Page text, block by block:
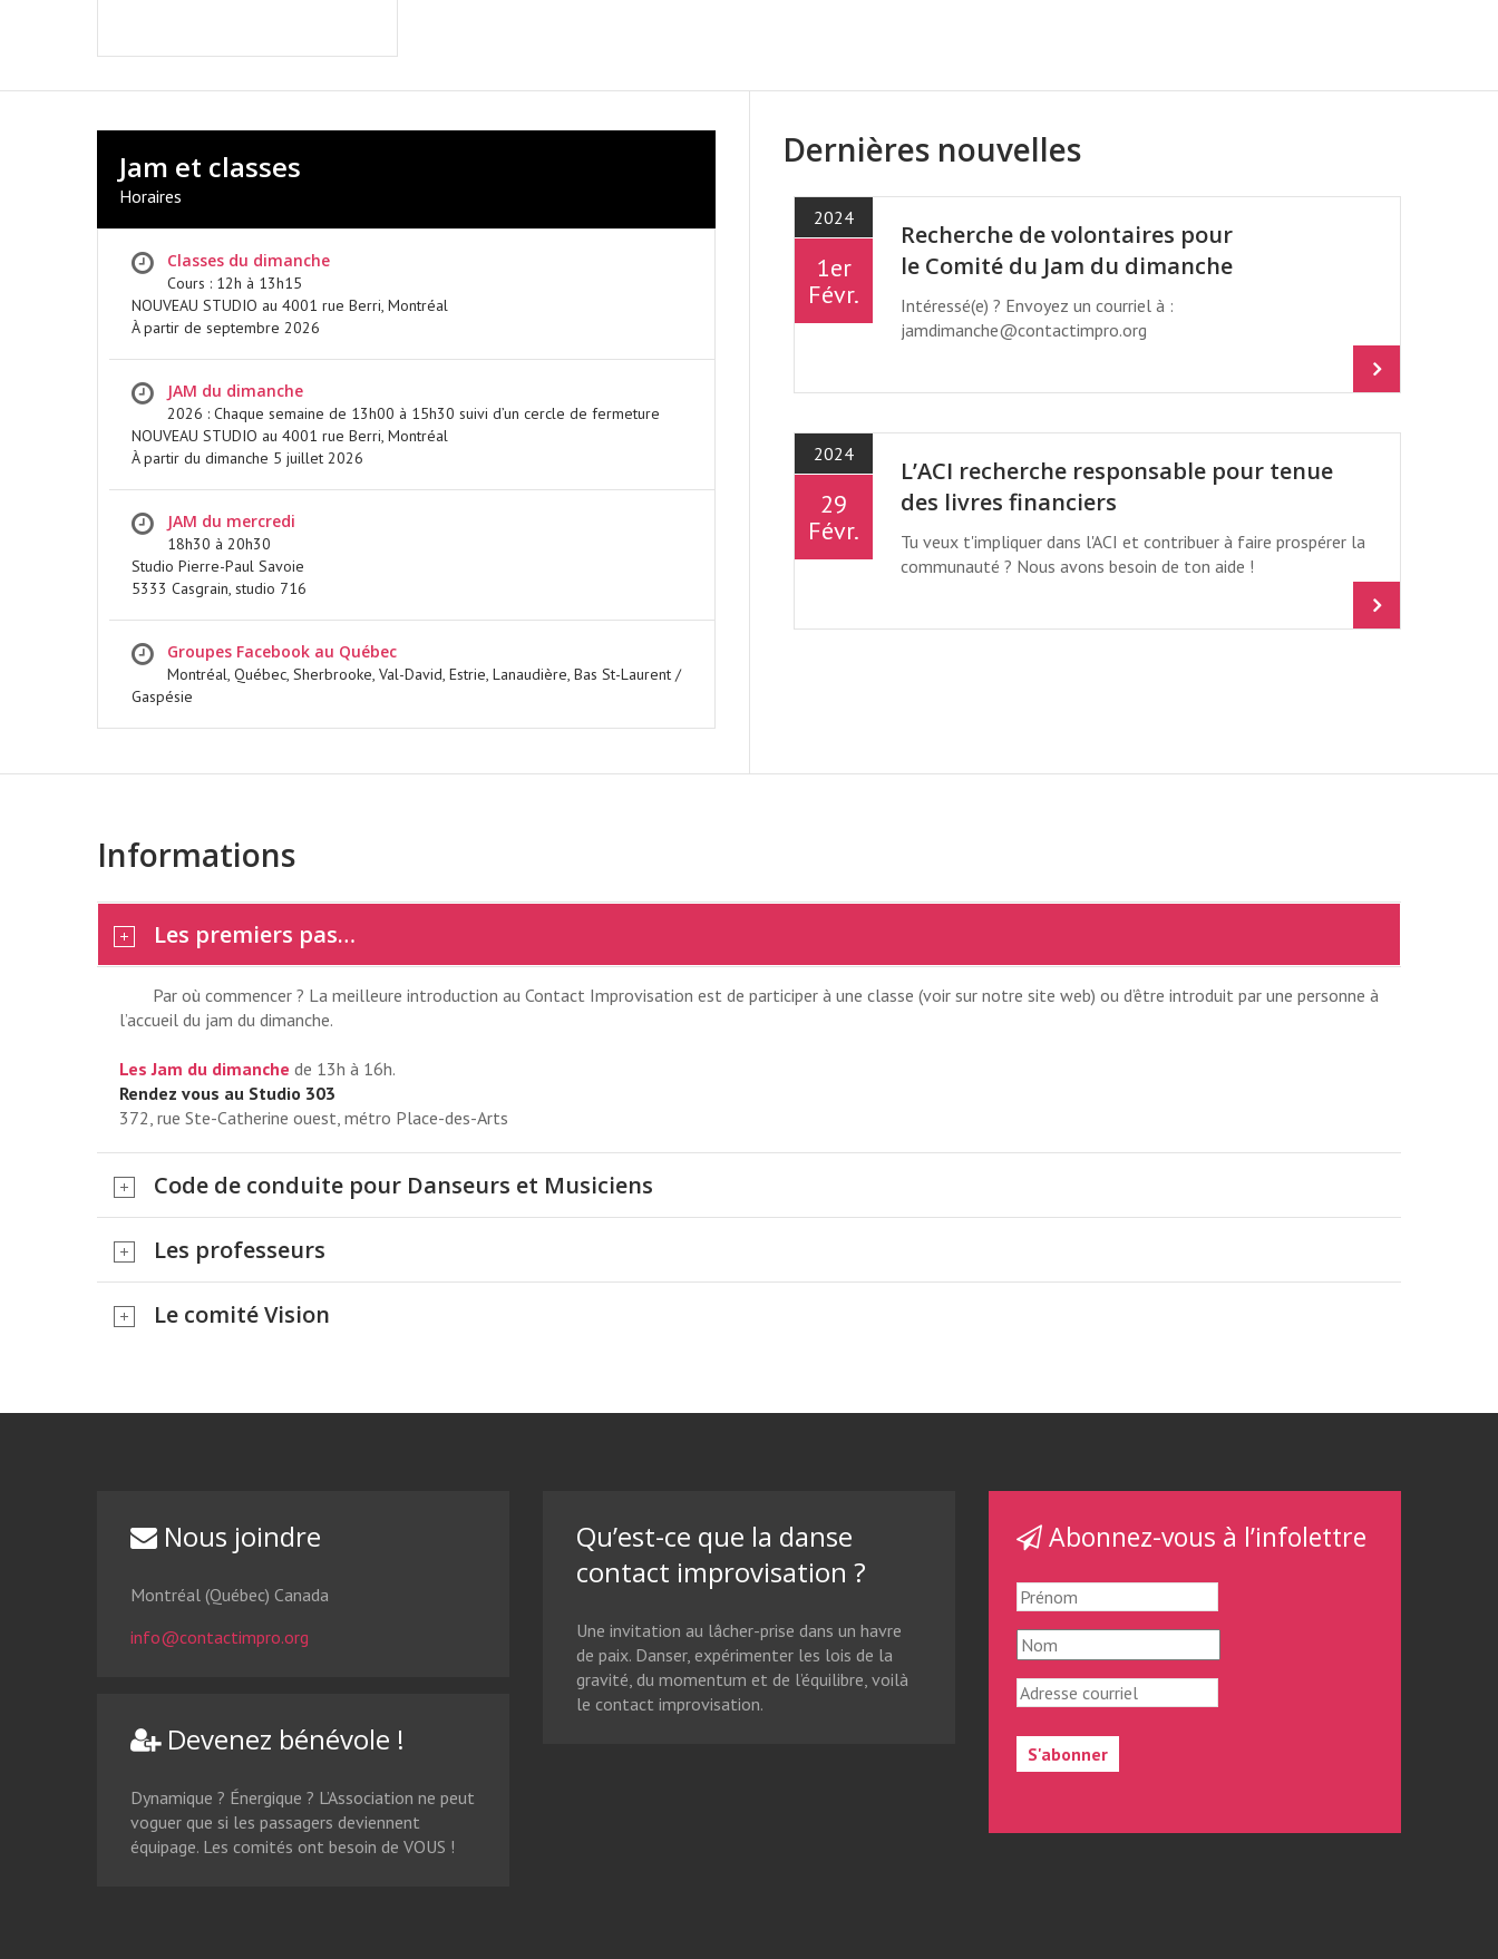
FESTIVAL JAM ANNUEL DE MONTRÉAL / KIRSTIE
SIMSON 2026
EN SAVOIR PLUS
COURS DU DIMANCHE MATIN SESSION AUTOMNE
Jam et classes
Horaires
Classes du dimanche
Cours : 12h à 13h15
NOUVEAU STUDIO au 4001 rue Berri, Montréal
À partir de septembre 2026
JAM du dimanche
2026 : Chaque semaine de 13h00 à 15h30 suivi d’un cercle de fermeture
NOUVEAU STUDIO au 4001 rue Berri, Montréal
À partir du dimanche 5 juillet 2026
JAM du mercredi
18h30 à 20h30
Studio Pierre-Paul Savoie
5333 Casgrain, studio 716
Groupes Facebook au Québec
Montréal, Québec, Sherbrooke, Val-David, Estrie, Lanaudière, Bas St-Laurent /
Gaspésie
Dernières nouvelles
2024
1er
Févr.
Recherche de volontaires pour
le Comité du Jam du dimanche
Intéressé(e) ? Envoyez un courriel à :
jamdimanche@contactimpro.org
2024
29
Févr.
L’ACI recherche responsable pour tenue
des livres financiers
Tu veux t'impliquer dans l'ACI et contribuer à faire prospérer la
communauté ? Nous avons besoin de ton aide !
Informations
Les premiers pas…
Par où commencer ? La meilleure introduction au Contact Improvisation est de participer à une classe (voir sur notre site web) ou d’être introduit par une personne à
l’accueil du jam du dimanche.
Les Jam du dimanche de 13h à 16h.
Rendez vous au Studio 303
372, rue Ste-Catherine ouest, métro Place-des-Arts
Code de conduite pour Danseurs et Musiciens
Les professeurs
Le comité Vision
Nous joindre
Montréal (Québec) Canada
info@contactimpro.org
Devenez bénévole !
Dynamique ? Énergique ? L’Association ne peut
voguer que si les passagers deviennent
équipage. Les comités ont besoin de VOUS !
Qu’est-ce que la danse
contact improvisation ?
Une invitation au lâcher-prise dans un havre
de paix. Danser, expérimenter les lois de la
gravité, du momentum et de l’équilibre, voilà
le contact improvisation.
Abonnez-vous à l’infolettre